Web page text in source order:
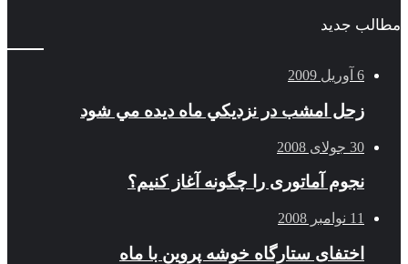
مطالب جدید
6 آوریل 2009
زحل امشب در نزديكي ماه ديده مي شود
30 جولای 2008
نجوم آماتوری را چگونه آغاز کنیم؟
11 نوامبر 2008
اختفای ستارگاه خوشه پروین با ماه